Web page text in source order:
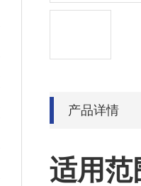
产品详情
适用范